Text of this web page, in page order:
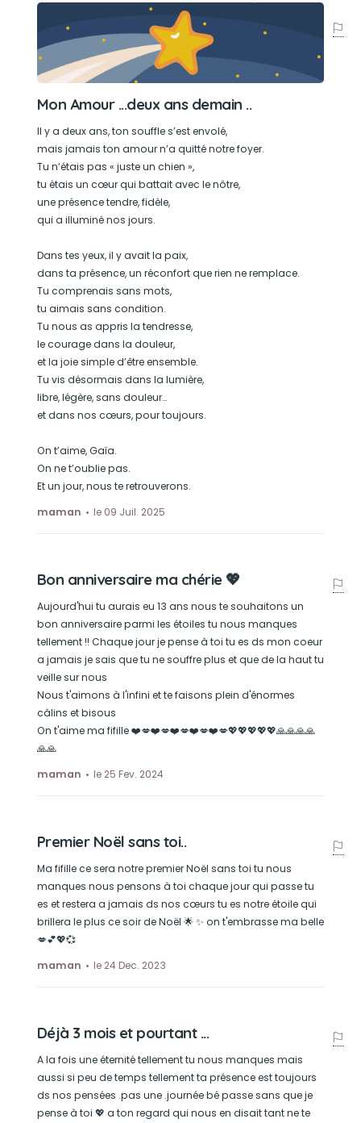
Mon Amour ...deux ans demain ..
Il y a deux ans, ton souffle s’est envolé,
mais jamais ton amour n’a quitté notre foyer.
Tu n’étais pas « juste un chien »,
tu étais un cœur qui battait avec le nôtre,
une présence tendre, fidèle,
qui a illuminé nos jours.
Dans tes yeux, il y avait la paix,
dans ta présence, un réconfort que rien ne remplace.
Tu comprenais sans mots,
tu aimais sans condition.
Tu nous as appris la tendresse,
le courage dans la douleur,
et la joie simple d’être ensemble.
Tu vis désormais dans la lumière,
libre, légère, sans douleur…
et dans nos cœurs, pour toujours.
On t’aime, Gaïa.
On ne t’oublie pas.
Et un jour, nous te retrouverons.
maman
le 09 Juil. 2025
Bon anniversaire ma chérie 💖
Aujourd'hui tu aurais eu 13 ans nous te souhaitons un
bon anniversaire parmi les étoiles tu nous manques
tellement !! Chaque jour je pense à toi tu es ds mon coeur
a jamais je sais que tu ne souffre plus et que de la haut tu
veille sur nous
Nous t'aimons à l'infini et te faisons plein d'énormes
câlins et bisous
On t'aime ma fifille ❤️💋❤️💋❤️💋❤️💋❤️💋💖💖💖💖💖🙏🙏🙏🙏
🙏🙏
maman
le 25 Fev. 2024
Premier Noël sans toi..
Ma fifille ce sera notre premier Noël sans toi tu nous
manques nous pensons à toi chaque jour qui passe tu
es et restera a jamais ds nos cœurs tu es notre étoile qui
brillera le plus ce soir de Noël 🌟 ✨ on t'embrasse ma belle
💋💕💖💞
maman
le 24 Dec. 2023
Déjà 3 mois et pourtant ...
A la fois une éternité tellement tu nous manques mais
aussi si peu de temps tellement ta présence est toujours
ds nos pensées .pas une .journée bé passe sans que je
pense à toi 💖 a ton regard qui nous en disait tant ne te